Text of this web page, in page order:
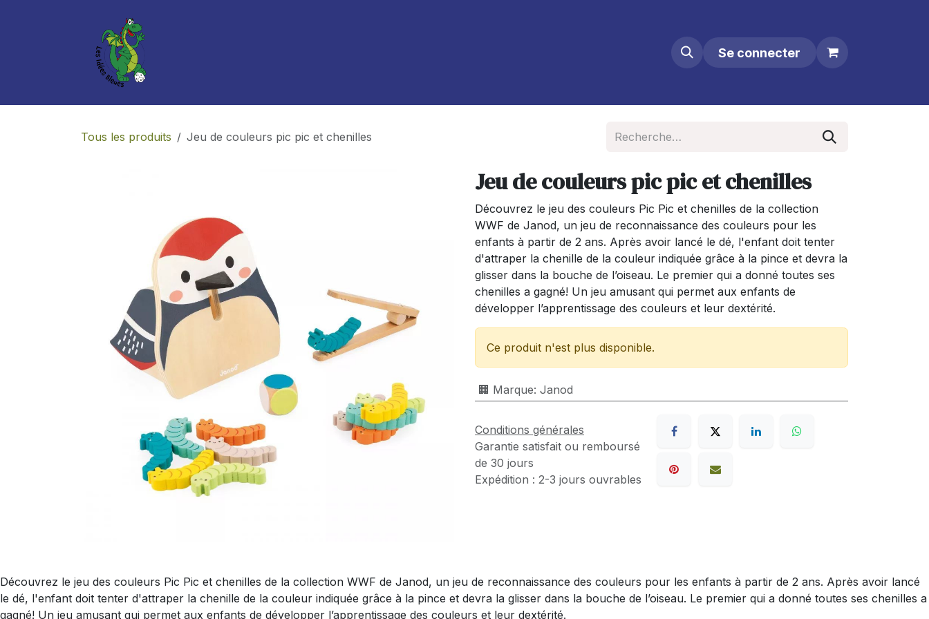
Se connecter
Tous les produits Jeu de couleurs pic pic et chenilles
Jeu de couleurs pic pic et chenilles
Découvrez le jeu des couleurs Pic Pic et chenilles de la collection
WWF de Janod, un jeu de reconnaissance des couleurs pour les
enfants à partir de 2 ans. Après avoir lancé le dé, l'enfant doit tenter
d'attraper la chenille de la couleur indiquée grâce à la pince et devra la
glisser dans la bouche de l’oiseau. Le premier qui a donné toutes ses
chenilles a gagné! Un jeu amusant qui permet aux enfants de
développer l’apprentissage des couleurs et leur dextérité.
Ce produit n'est plus disponible.
🏢 Marque: Janod
Conditions générales
Garantie satisfait ou remboursé
de 30 jours
Expédition : 2-3 jours ouvrables
Découvrez le jeu des couleurs Pic Pic et chenilles de la collection WWF de Janod, un jeu de reconnaissance des couleurs pour les enfants à partir de 2 ans. Après avoir lancé
le dé, l'enfant doit tenter d'attraper la chenille de la couleur indiquée grâce à la pince et devra la glisser dans la bouche de l’oiseau. Le premier qui a donné toutes ses chenilles a
gagné! Un jeu amusant qui permet aux enfants de développer l’apprentissage des couleurs et leur dextérité.